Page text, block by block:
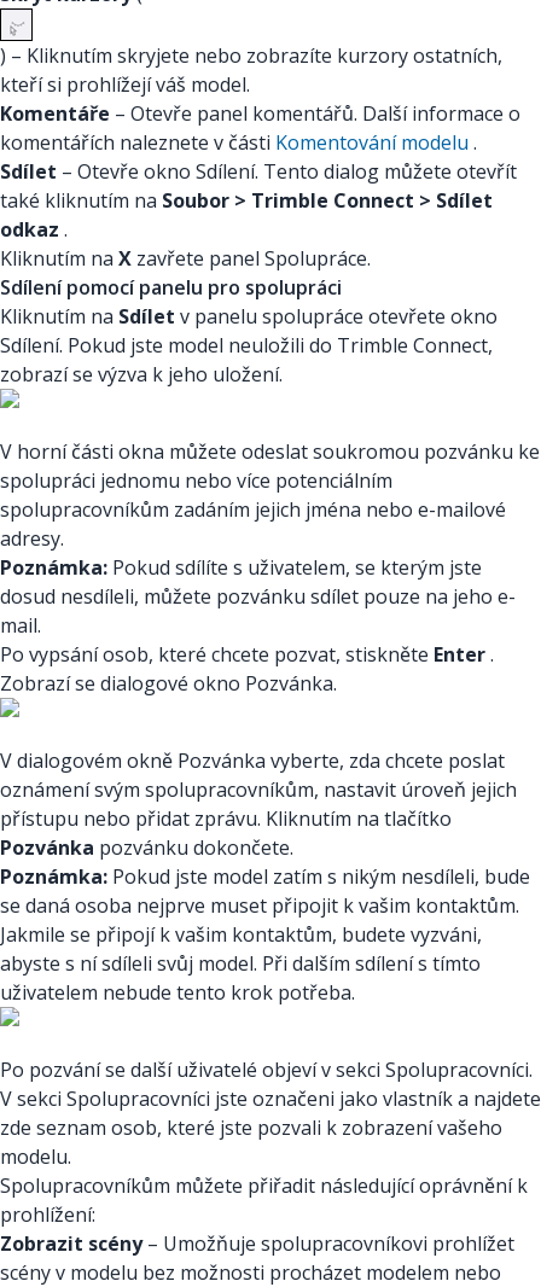
) – Kliknutím skryjete nebo zobrazíte kurzory ostatních,
kteří si prohlížejí váš model.
Komentáře – Otevře panel komentářů. Další informace o
komentářích naleznete v části Komentování modelu .
Sdílet – Otevře okno Sdílení. Tento dialog můžete otevřít
také kliknutím na Soubor > Trimble Connect > Sdílet
odkaz .
Kliknutím na X zavřete panel Spolupráce.
Sdílení pomocí panelu pro spolupráci
Kliknutím na Sdílet v panelu spolupráce otevřete okno
Sdílení. Pokud jste model neuložili do Trimble Connect,
zobrazí se výzva k jeho uložení.
V horní části okna můžete odeslat soukromou pozvánku ke
spolupráci jednomu nebo více potenciálním
spolupracovníkům zadáním jejich jména nebo e-mailové
adresy.
Poznámka: Pokud sdílíte s uživatelem, se kterým jste
dosud nesdíleli, můžete pozvánku sdílet pouze na jeho e-
mail.
Po vypsání osob, které chcete pozvat, stiskněte Enter.
Zobrazí se dialogové okno Pozvánka.
V dialogovém okně Pozvánka vyberte, zda chcete poslat
oznámení svým spolupracovníkům, nastavit úroveň jejich
přístupu nebo přidat zprávu. Kliknutím na tlačítko
Pozvánka pozvánku dokončete.
Poznámka: Pokud jste model zatím s nikým nesdíleli, bude
se daná osoba nejprve muset připojit k vašim kontaktům.
Jakmile se připojí k vašim kontaktům, budete vyzváni,
abyste s ní sdíleli svůj model. Při dalším sdílení s tímto
uživatelem nebude tento krok potřeba.
Po pozvání se další uživatelé objeví v sekci Spolupracovníci.
V sekci Spolupracovníci jste označeni jako vlastník a najdete
zde seznam osob, které jste pozvali k zobrazení vašeho
modelu.
Spolupracovníkům můžete přiřadit následující oprávnění k
prohlížení:
Zobrazit scény– Umožňuje spolupracovníkovi prohlížet
scény v modelu bez možnosti procházet modelem nebo